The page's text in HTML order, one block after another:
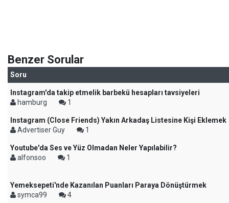
Benzer Sorular
Soru
Instagram'da takip etmelik barbekü hesapları tavsiyeleri
hamburg
1
Instagram (Close Friends) Yakın Arkadaş Listesine Kişi Eklemek
Advertiser Guy
1
Youtube'da Ses ve Yüz Olmadan Neler Yapılabilir?
alfonsoo
1
Yemeksepeti'nde Kazanılan Puanları Paraya Dönüştürmek
symca99
4